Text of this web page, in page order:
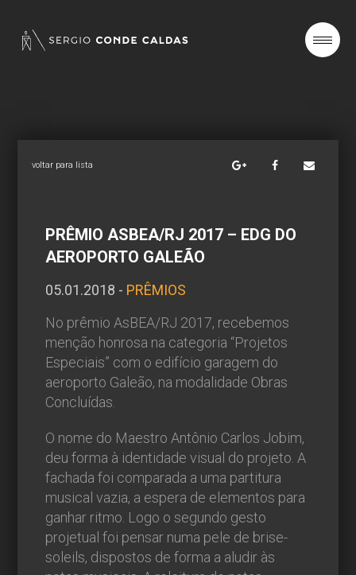
PROJETOS
CONTATO
voltar para lista
PRÊMIO ASBEA/RJ 2017 – EDG DO
AEROPORTO GALEÃO
05.01.2018 - PRÊMIOS
No prêmio AsBEA/RJ 2017, recebemos
menção honrosa na categoria “Projetos
Especiais” com o edifício garagem do
aeroporto Galeão, na modalidade Obras
Concluídas.
O nome do Maestro Antônio Carlos Jobim,
deu forma à identidade visual do projeto. A
fachada foi comparada a uma partitura
musical vazia, a espera de elementos para
ganhar ritmo. Logo o segundo gesto
projetual foi pensar numa pele de brise-
soleils, dispostos de forma a aludir às